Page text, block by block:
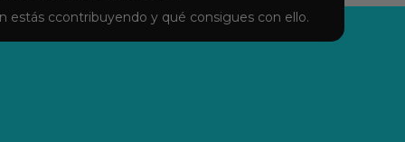
estás ccontribuyendo y qué consigues con ello.